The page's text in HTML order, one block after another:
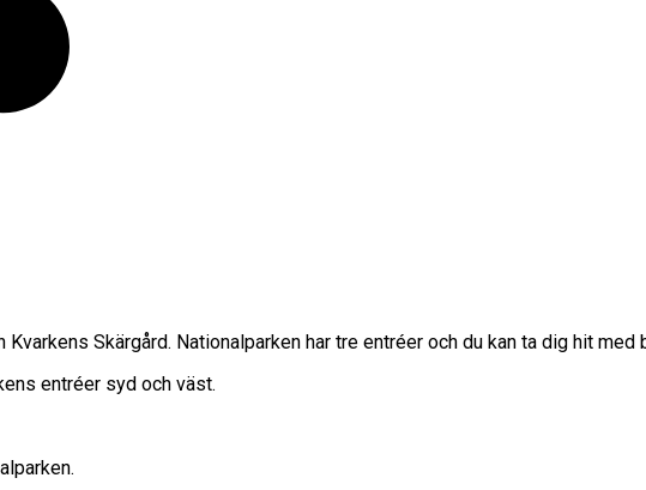
Skärgård. Nationalparken har tre entréer och du kan ta dig hit
entréer syd och väst.